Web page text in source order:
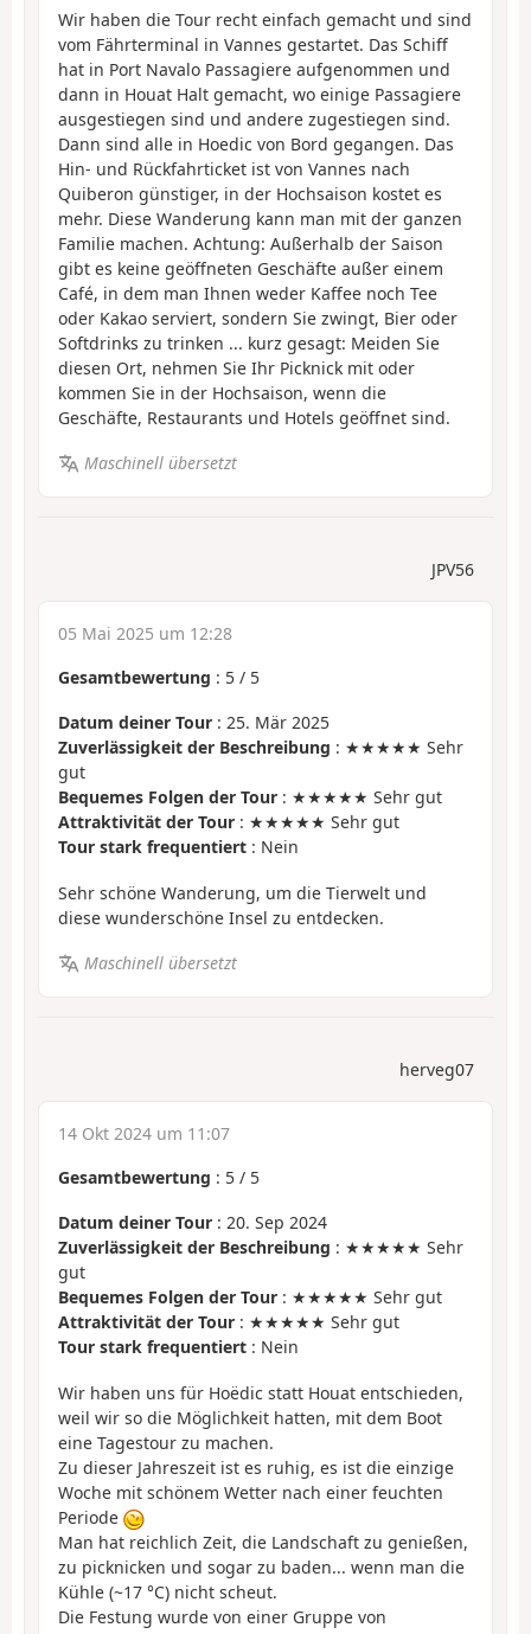
Wir haben die Tour recht einfach gemacht und sind
vom Fährterminal in Vannes gestartet. Das Schiff
hat in Port Navalo Passagiere aufgenommen und
dann in Houat Halt gemacht, wo einige Passagiere
ausgestiegen sind und andere zugestiegen sind.
Dann sind alle in Hoedic von Bord gegangen. Das
Hin- und Rückfahrticket ist von Vannes nach
Quiberon günstiger, in der Hochsaison kostet es
mehr. Diese Wanderung kann man mit der ganzen
Familie machen. Achtung: Außerhalb der Saison
gibt es keine geöffneten Geschäfte außer einem
Café, in dem man Ihnen weder Kaffee noch Tee
oder Kakao serviert, sondern Sie zwingt, Bier oder
Softdrinks zu trinken ... kurz gesagt: Meiden Sie
diesen Ort, nehmen Sie Ihr Picknick mit oder
kommen Sie in der Hochsaison, wenn die
Geschäfte, Restaurants und Hotels geöffnet sind.
Maschinell übersetzt
JPV56
05 Mai 2025 um 12:28
Gesamtbewertung : 5 / 5
Datum deiner Tour : 25. Mär 2025
Zuverlässigkeit der Beschreibung : ★★★★★ Sehr
gut
Bequemes Folgen der Tour : ★★★★★ Sehr gut
Attraktivität der Tour : ★★★★★ Sehr gut
Tour stark frequentiert : Nein
Sehr schöne Wanderung, um die Tierwelt und
diese wunderschöne Insel zu entdecken.
Maschinell übersetzt
herveg07
14 Okt 2024 um 11:07
Gesamtbewertung : 5 / 5
Datum deiner Tour : 20. Sep 2024
Zuverlässigkeit der Beschreibung : ★★★★★ Sehr
gut
Bequemes Folgen der Tour : ★★★★★ Sehr gut
Attraktivität der Tour : ★★★★★ Sehr gut
Tour stark frequentiert : Nein
Wir haben uns für Hoëdic statt Houat entschieden,
weil wir so die Möglichkeit hatten, mit dem Boot
eine Tagestour zu machen.
Zu dieser Jahreszeit ist es ruhig, es ist die einzige
Woche mit schönem Wetter nach einer feuchten
Periode
Man hat reichlich Zeit, die Landschaft zu genießen,
zu picknicken und sogar zu baden... wenn man die
Kühle (~17 °C) nicht scheut.
Die Festung wurde von einer Gruppe von